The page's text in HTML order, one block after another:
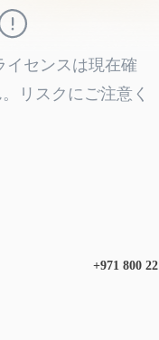
イセンスは現在確
リスクにご注意く
+971 800 22